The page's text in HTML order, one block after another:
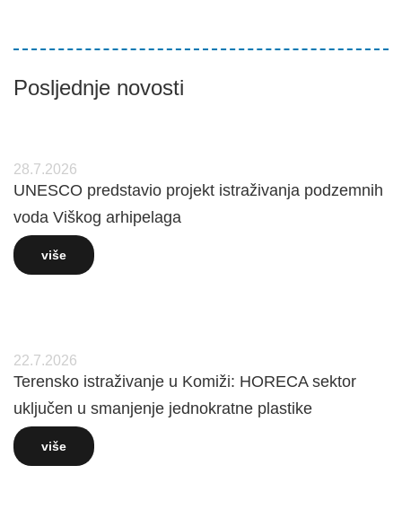
Posljednje novosti
28.7.2026
UNESCO predstavio projekt istraživanja podzemnih
voda Viškog arhipelaga
više
22.7.2026
Terensko istraživanje u Komiži: HORECA sektor
uključen u smanjenje jednokratne plastike
više